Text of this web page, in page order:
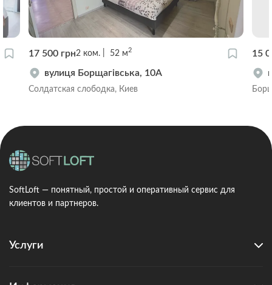
17 500 грн2 ком. 52 м2
вулиця Борщагівська, 10А
Солдатская слободка, Киев
15
SoftLoft — понятный, простой и оперативный сервис для
клиентов и партнеров.
Услуги